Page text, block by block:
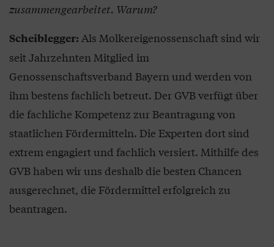
zusammengearbeitet. Warum?
Scheiblegger: Als Molkereigenossenschaft sind wir
seit Jahrzehnten Mitglied im
Genossenschaftsverband Bayern und werden von
ihm bestens fachlich betreut. Der GVB verfügt über
die fachliche Kompetenz zur Beantragung von
staatlichen Fördermitteln. Die Experten dort sind
extrem engagiert und fachlich versiert. Mithilfe des
GVB haben wir uns deshalb die besten Chancen
ausgerechnet, die Fördermittel erfolgreich zu
beantragen.